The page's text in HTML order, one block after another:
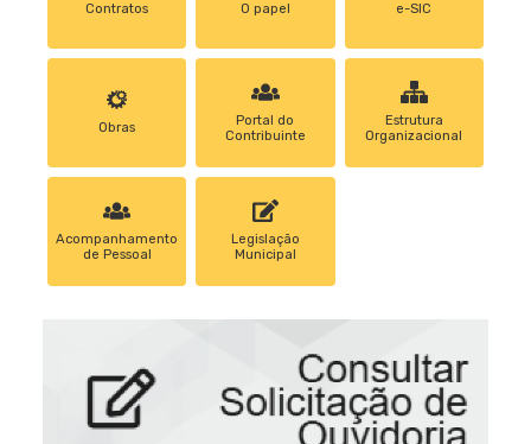
Contratos 0 papel e-SIC
Obras
Portal do
Contribuinte
Estrutura
Organizacional
Acompanhamento
de Pessoal
Legislação
Municipal